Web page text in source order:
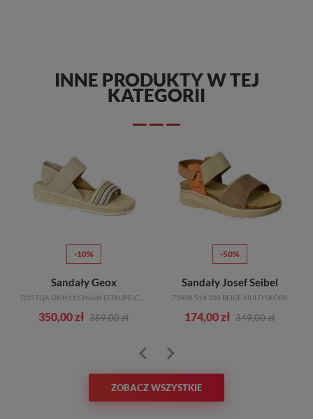
INNE PRODUKTY W TEJ
KATEGORII
-10%
Sandały Geox
350,00 zł 389,00 zł
-50%
Sandały Josef Seibel
73408 514 202 BEIGE MULTI SKÓRA
174,00 zł 349,00 zł
ZOBACZ WSZYSTKIE